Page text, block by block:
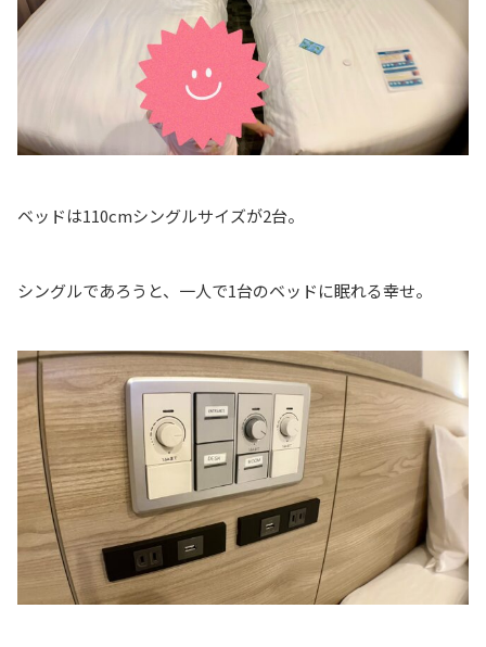
ベッドは110cmシングルサイズが2台。
シングルであろうと、一人で1台のベッドに眠れる幸せ。